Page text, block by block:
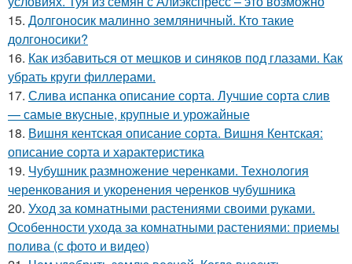
15. Долгоносик малинно земляничный. Кто такие
долгоносики?
16. Как избавиться от мешков и синяков под глазами. Как
убрать круги филлерами.
17. Слива испанка описание сорта. Лучшие сорта слив
— самые вкусные, крупные и урожайные
18. Вишня кентская описание сорта. Вишня Кентская:
описание сорта и характеристика
19. Чубушник размножение черенками. Технология
черенкования и укоренения черенков чубушника
20. Уход за комнатными растениями своими руками.
Особенности ухода за комнатными растениями: приемы
полива (с фото и видео)